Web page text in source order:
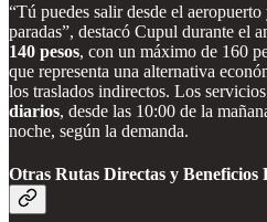
“Tú puedes salir desde el
paradas”, destacó Cupul durante el
140 pesos, con un máximo de 160
que representa una alternativa
los traslados indirectos. Los
diarios, desde las 10:00 de la
noche, según la demanda.
Otras Rutas Directas y Beneficios